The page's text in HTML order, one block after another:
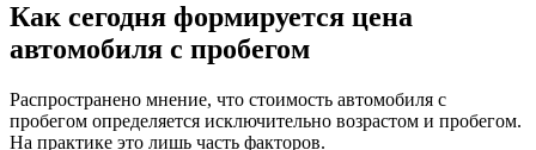
Как сегодня формируется цена
автомобиля с пробегом
Распространено мнение, что стоимость автомобиля с
пробегом определяется исключительно возрастом и пробегом.
На практике это лишь часть факторов.